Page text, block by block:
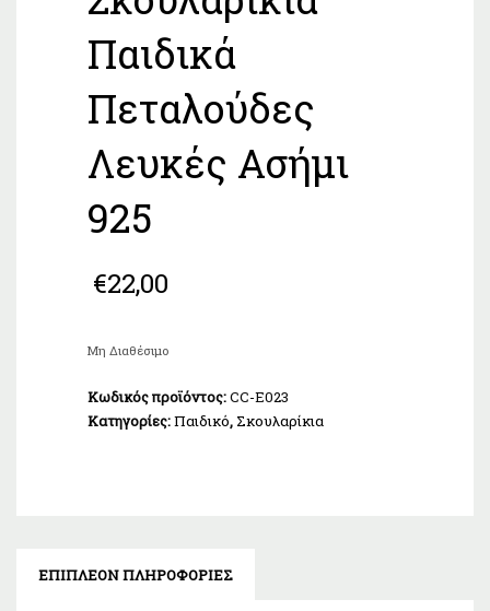
Παιδικά
Πεταλούδες
Λευκές Ασήμι
925
€22,00
Μη Διαθέσιμο
Κωδικός προϊόντος:CC-E023
Κατηγορίες:Παιδικό, Σκουλαρίκια
ΕΠΙΠΛΈΟΝ ΠΛΗΡΟΦΟΡΊΕΣ